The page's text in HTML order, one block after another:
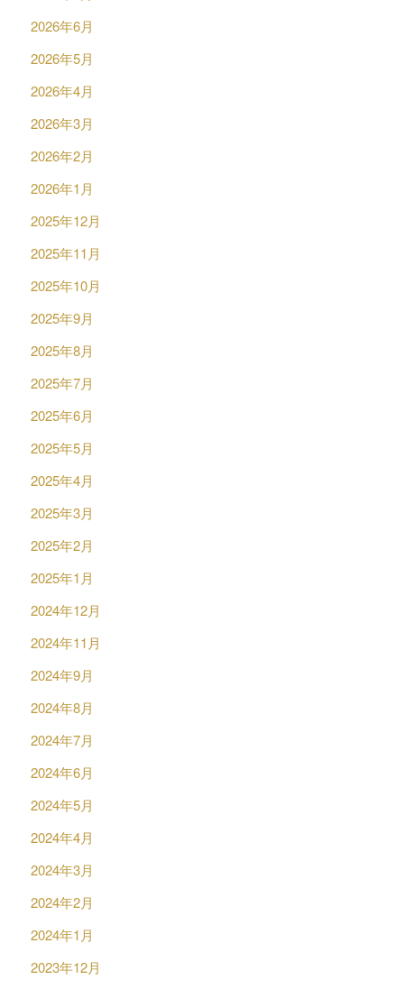
2026年6月
2026年5月
2026年4月
2026年3月
2026年2月
2026年1月
2025年12月
2025年11月
2025年10月
2025年9月
2025年8月
2025年7月
2025年6月
2025年5月
2025年4月
2025年3月
2025年2月
2025年1月
2024年12月
2024年11月
2024年9月
2024年8月
2024年7月
2024年6月
2024年5月
2024年4月
2024年3月
2024年2月
2024年1月
2023年12月